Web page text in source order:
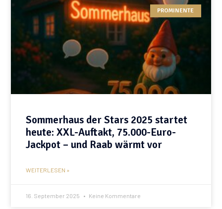
PROMINENTE
Sommerhaus der Stars 2025 startet
heute: XXL-Auftakt, 75.000-Euro-
Jackpot – und Raab wärmt vor
WEITERLESEN »
16. September 2025 Keine Kommentare